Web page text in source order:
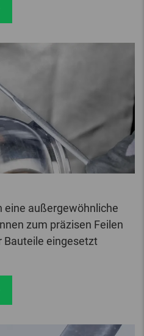
eine außergewöhnliche
zum präzisen Feilen
Bauteile eingesetzt